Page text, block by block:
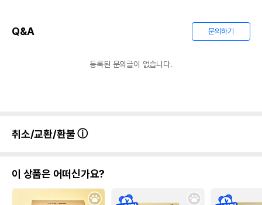
Q&A 문의하기
등록된 문의글이 없습니다.
취소/교환/환불
이 상품은 어떠신가요?